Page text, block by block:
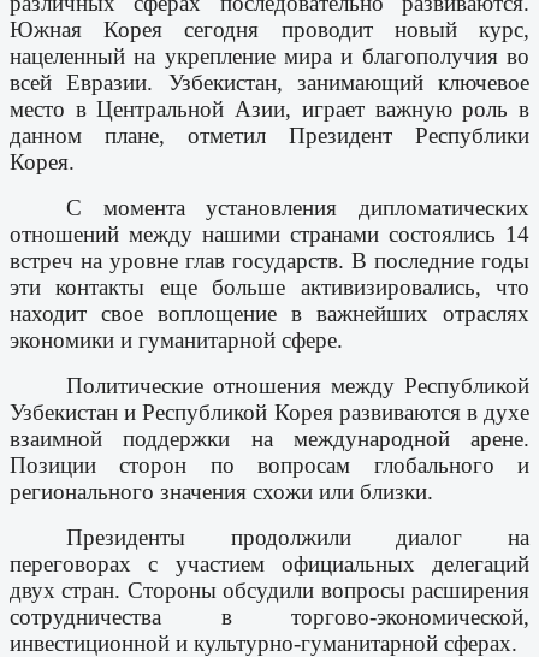
Южная Корея сегодня проводит новый курс,
нацеленный на укрепление мира и благополучия во
всей Евразии. Узбекистан, занимающий ключевое
место в Центральной Азии, играет важную роль в
данном плане, отметил Президент Республики
Корея.
С момента установления дипломатических
отношений между нашими странами состоялись 14
встреч на уровне глав государств. В последние годы
эти контакты еще больше активизировались, что
находит свое воплощение в важнейших отраслях
экономики и гуманитарной сфере.
Политические отношения между Республикой
Узбекистан и Республикой Корея развиваются в духе
взаимной поддержки на международной арене.
Позиции сторон по вопросам глобального и
регионального значения схожи или близки.
Президенты продолжили диалог на
переговорах с участием официальных делегаций
двух стран. Стороны обсудили вопросы расширения
сотрудничества в торгово-экономической,
инвестиционной и культурно-гуманитарной сферах.